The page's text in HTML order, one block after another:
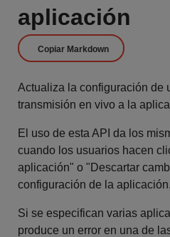
aplicación
Copiar Markdown
Actualiza la configuración de
transmisión en vivo a la
El uso de esta API da los
cuando los usuarios hacen
aplicación" o "Descartar
configuración de la aplicación.
Si se especifican varias
produce un error en una de